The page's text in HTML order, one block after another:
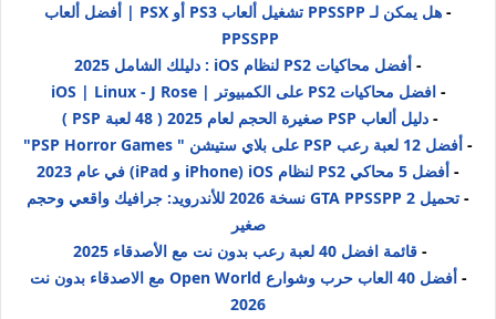
-
هل يمكن لـ PPSSPP تشغيل ألعاب PS3 أو PSX | أفضل ألعاب
PPSSPP
- أفضل محاكيات PS2 لنظام iOS : دليلك الشامل 2025
-افضل محاكيات PS2 على الكمبيوتر | iOS | Linux - J Rose
- دليل ألعاب PSP صغيرة الحجم لعام 2025 ( 48 لعبة PSP )
- أفضل 12 لعبة رعب PSP على بلاي ستيشن " PSP Horror Games"
- أفضل 5 محاكي PS2 لنظام iOS (iPhone و iPad) في عام 2023
-
تحميل GTA PPSSPP 2 نسخة 2026 للأندرويد: جرافيك واقعي وحجم
صغير
- قائمة افضل 40 لعبة رعب بدون نت مع الأصدقاء 2025
-
أفضل 40 العاب حرب وشوارع Open World مع الاصدقاء بدون نت
2026